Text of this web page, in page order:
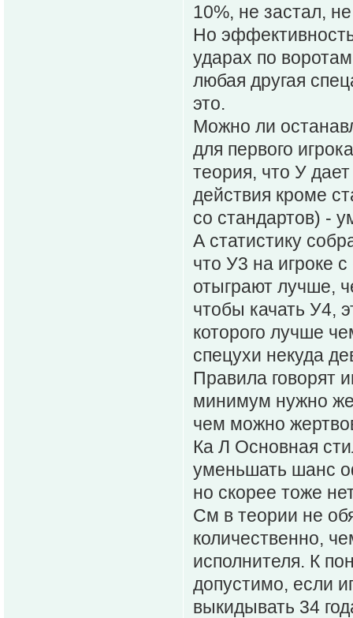
10%, не застал,
Но
ударах по
любая другая
это.
Можно ли
для первого
теория, что У
действия кроме
со стандартов) -
А статистику
что У3 на игроке
отыграют лучше,
чтобы качать У4,
которого лучше
спецухи некуда
Правила говорят
минимум нужно
чем можно
Ка Л Основная
уменьшать шанс
но скорее тоже
См в теории не
количественно,
исполнителя. К
допустимо, если
выкидывать 34